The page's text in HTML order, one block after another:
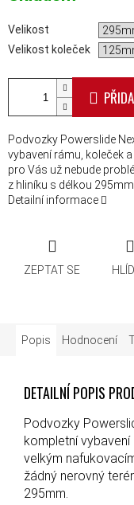
Velikost
Velikost koleček
Podvozky Powerslide
vybavení rámu, koleček
pro Vás už nebude
z hliníku s délkou 295mm.
Detailní informace
ZEPTAT SE
Popis Hodnocení
DETAILNÍ POPIS
Podvozky
kompletní
velkým
žádný nerovný
295mm.